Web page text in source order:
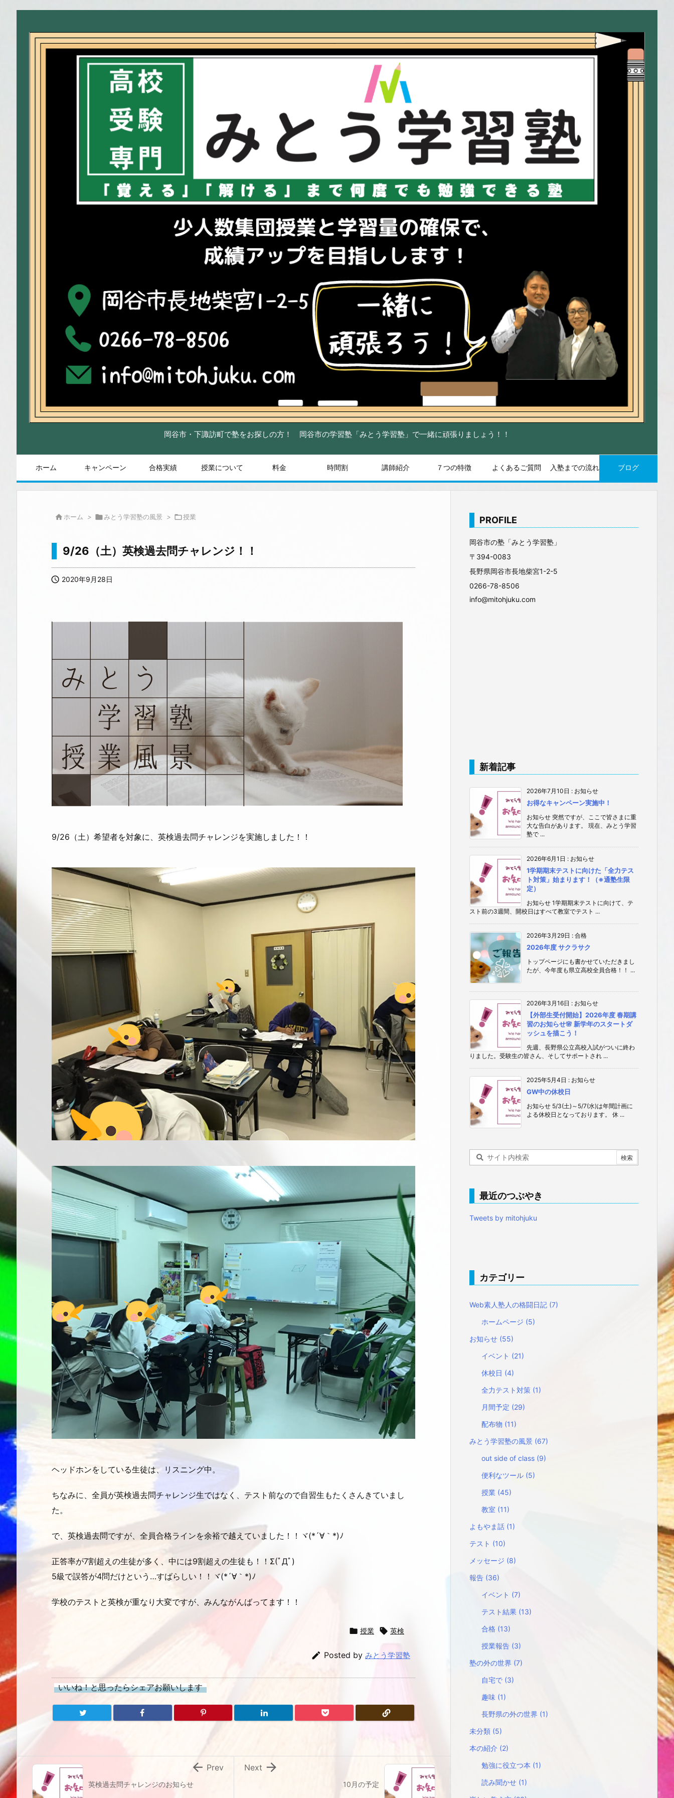
岡谷市・下諏訪町で塾をお探しの方！ 岡谷市の学習塾「みとう学習塾」で一緒に頑張りましょう！！
ホーム キャンペーン 合格実績 授業について 料金 時間割 講師紹介 ７つの特徴 よくあるご質問 入塾までの流れ ブログ
 ホーム > みとう学習塾の風景 > 授業
9/26（土）英検過去問チャレンジ！！
 2020年9月28日
9/26（土）希望者を対象に、英検過去問チャレンジを実施しました！！
ヘッドホンをしている生徒は、リスニング中。
ちなみに、全員が英検過去問チャレンジ生ではなく、テスト前なので自習生もたくさんきていまし
た。
で、英検過去問ですが、全員合格ラインを余裕で越えていました！！ヾ(*´∀｀*)ﾉ
正答率が7割超えの生徒が多く、中には9割超えの生徒も！！Σ(ﾟДﾟ)
5級で誤答が4問だけという…すばらしい！！ヾ(*´∀｀*)ﾉ
学校のテストと英検が重なり大変ですが、みんながんばってます！！
 授業  英検
 Posted by みとう学習塾
いいね！と思ったらシェアお願いします
10月の予定

Next
英検過去問チャレンジのお知らせ
 Prev
PROFILE
岡谷市の塾「みとう学習塾」
〒394-0083
長野県岡谷市長地柴宮1-2-5
0266-78-8506
info@mitohjuku.com
新着記事
2026年7月10日 : お知らせ
お得なキャンペーン実施中！
お知らせ 突然ですが、ここで皆さまに重
大な告白があります。 現在、みとう学習
塾で ...
2026年6月1日 : お知らせ
1学期期末テストに向けた「全力テス
ト対策」始まります！（※通塾生限
定）
お知らせ 1学期期末テストに向けて、テ
スト前の3週間、開校日はすべて教室でテスト ...
2026年3月29日 : 合格
2026年度 サクラサク
トップページにも書かせていただきまし
たが、今年度も県立高校全員合格！！ ...
2026年3月16日 : お知らせ
【外部生受付開始】2026年度 春期講
習のお知らせ🌸 新学年のスタートダ
ッシュを描こう！
先週、長野県公立高校入試がついに終わ
りました。受験生の皆さん、そしてサポートされ ...
2025年5月4日 : お知らせ
GW中の休校日
お知らせ 5/3(土)～5/7(水)は年間計画に
よる休校日となっております。 休 ...
最近のつぶやき
Tweets by mitohjuku
カテゴリー
Web素人塾人の格闘日記 (7)
ホームページ (5)
お知らせ (55)
イベント (21)
休校日 (4)
全力テスト対策 (1)
月間予定 (29)
配布物 (11)
みとう学習塾の風景 (67)
out side of class (9)
便利なツール (5)
授業 (45)
教室 (11)
よもやま話 (1)
テスト (10)
メッセージ (8)
報告 (36)
イベント (7)
テスト結果 (13)
合格 (13)
授業報告 (3)
塾の外の世界 (7)
自宅で (3)
趣味 (1)
長野県の外の世界 (1)
未分類 (5)
本の紹介 (2)
勉強に役立つ本 (1)
読み聞かせ (1)